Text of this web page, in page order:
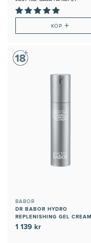
KÖP+
BABOR
DR BABOR HYDRO
REPLENISHING GEL CREAM
1 139 kr